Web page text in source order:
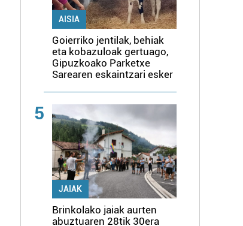
AISIA
Goierriko jentilak, behiak
eta kobazuloak gertuago,
Gipuzkoako Parketxe
Sarearen eskaintzari esker
5
JAIAK
Brinkolako jaiak aurten
abuztuaren 28tik 30era